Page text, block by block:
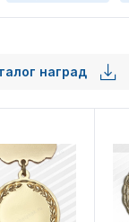
наград